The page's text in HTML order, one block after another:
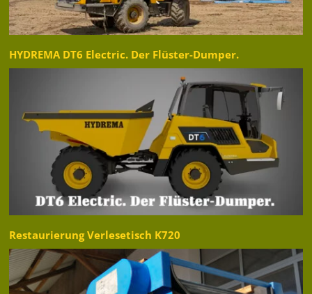
HYDREMA DT6 Electric. Der Flüster-Dumper.
Restaurierung Verlesetisch K720